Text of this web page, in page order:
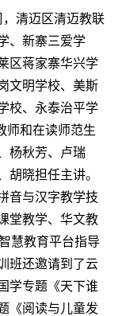
清迈区清迈教联
、新寨三爱学
区蒋家寨华兴学
文明学校、美斯
校、永泰治平学
师和在读师范生
杨秋芳、卢瑞
胡晓担任主讲。
音与汉字教学技
堂教学、华文教
慧教育平台指导
班还邀请到了云
学专题《天下谁
《阅读与儿童发